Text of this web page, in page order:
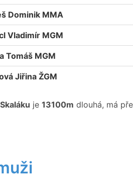
Dominik MMA
Vladimír MGM
Tomáš MGM
Jiřina ŽGM
je 13100m dlouhá, má